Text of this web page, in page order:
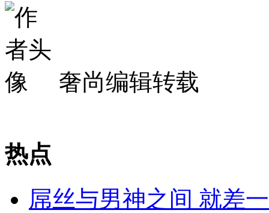
奢尚编辑转载
热点
屌丝与男神之间 就差